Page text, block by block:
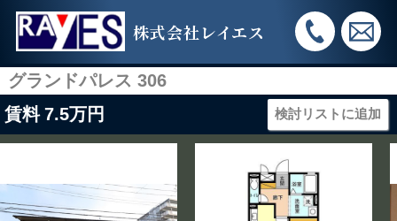
株式会社レイエス
グランドパレス 306
賃料 7.5万円 検討リストに追加